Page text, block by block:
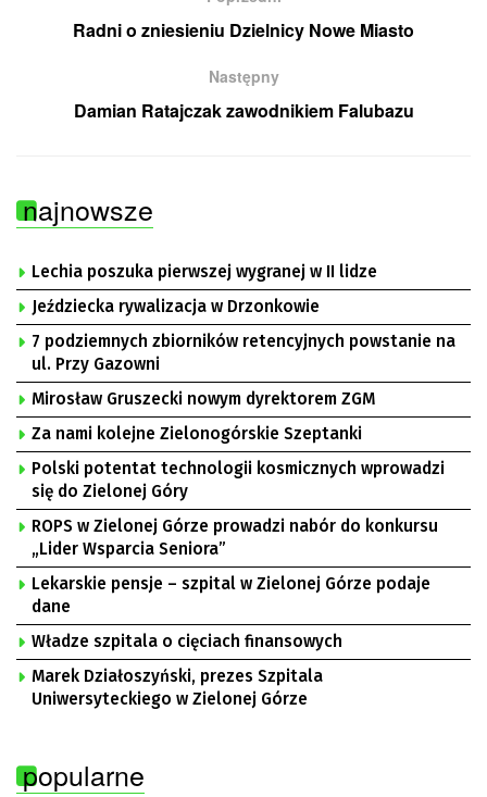
Radni o zniesieniu Dzielnicy Nowe Miasto
Następny
Damian Ratajczak zawodnikiem Falubazu
najnowsze
Lechia poszuka pierwszej wygranej w II lidze
Jeździecka rywalizacja w Drzonkowie
7 podziemnych zbiorników retencyjnych powstanie na
ul. Przy Gazowni
Mirosław Gruszecki nowym dyrektorem ZGM
Za nami kolejne Zielonogórskie Szeptanki
Polski potentat technologii kosmicznych wprowadzi
się do Zielonej Góry
ROPS w Zielonej Górze prowadzi nabór do konkursu
„Lider Wsparcia Seniora”
Lekarskie pensje – szpital w Zielonej Górze podaje
dane
Władze szpitala o cięciach finansowych
Marek Działoszyński, prezes Szpitala
Uniwersyteckiego w Zielonej Górze
popularne